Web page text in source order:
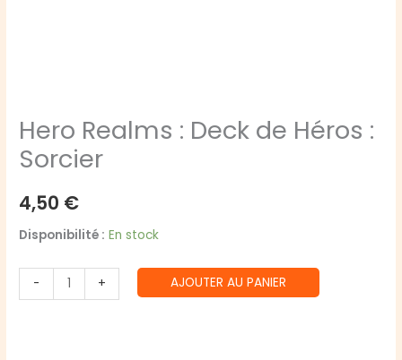
Hero Realms : Deck de Héros :
Sorcier
4,50 €
Disponibilité : En stock
-
quantité
de
+ AJOUTER AU PANIER